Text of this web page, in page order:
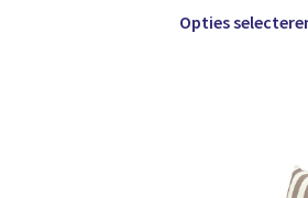
Opties